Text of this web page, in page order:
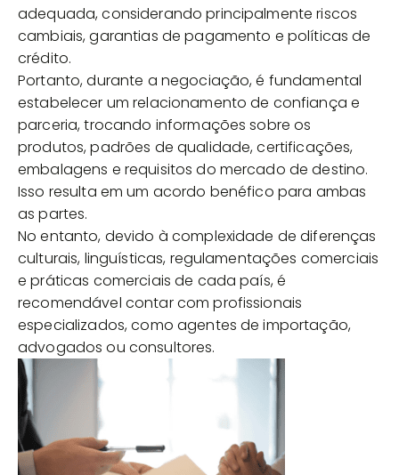
adequada, considerando principalmente riscos
cambiais, garantias de pagamento e políticas de
crédito.
Portanto, durante a negociação, é fundamental
estabelecer um relacionamento de confiança e
parceria, trocando informações sobre os
produtos, padrões de qualidade, certificações,
embalagens e requisitos do mercado de destino.
Isso resulta em um acordo benéfico para ambas
as partes.
No entanto, devido à complexidade de diferenças
culturais, linguísticas, regulamentações comerciais
e práticas comerciais de cada país, é
recomendável contar com profissionais
especializados, como agentes de importação,
advogados ou consultores.